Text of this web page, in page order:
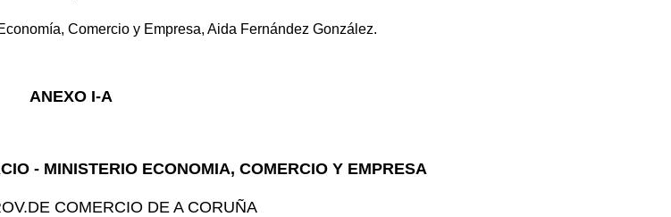
Comercio y Empresa, Aida Fernández González.
ANEXO I-A
- MINISTERIO ECONOMIA, COMERCIO Y EMPRESA
COMERCIO DE A CORUÑA